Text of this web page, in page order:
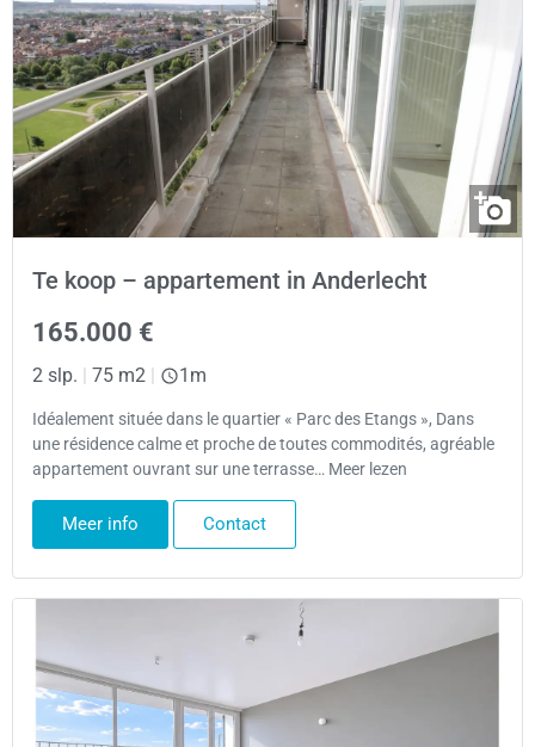
Te koop – appartement in Anderlecht
165.000 €
2 slp. | 75 m2 | 1m
Idéalement située dans le quartier « Parc des Etangs », Dans
une résidence calme et proche de toutes commodités, agréable
appartement ouvrant sur une terrasse… Meer lezen
Meer info Contact